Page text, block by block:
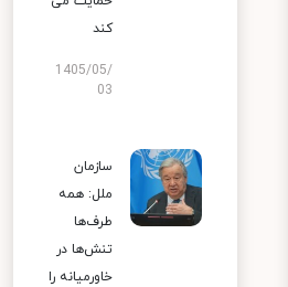
کند
1405/05/
03
سازمان
ملل: همه
طرف‌ها
تنش‌ها در
خاورمیانه را